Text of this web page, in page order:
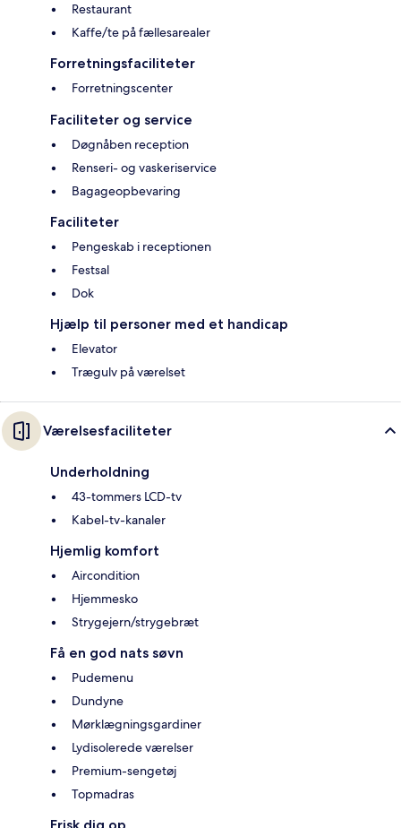
Restaurant
Kaffe/te på fællesarealer
Forretningsfaciliteter
Forretningscenter
Faciliteter og service
Døgnåben reception
Renseri- og vaskeriservice
Bagageopbevaring
Faciliteter
Pengeskab i receptionen
Festsal
Dok
Hjælp til personer med et handicap
Elevator
Trægulv på værelset
Værelsesfaciliteter
Underholdning
43-tommers LCD-tv
Kabel-tv-kanaler
Hjemlig komfort
Aircondition
Hjemmesko
Strygejern/strygebræt
Få en god nats søvn
Pudemenu
Dundyne
Mørklægningsgardiner
Lydisolerede værelser
Premium-sengetøj
Topmadras